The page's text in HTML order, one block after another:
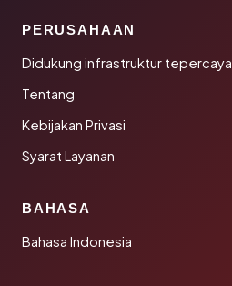
PERUSAHAAN
Didukung infrastruktur tepercaya
Tentang
Kebijakan Privasi
Syarat Layanan
BAHASA
Bahasa Indonesia